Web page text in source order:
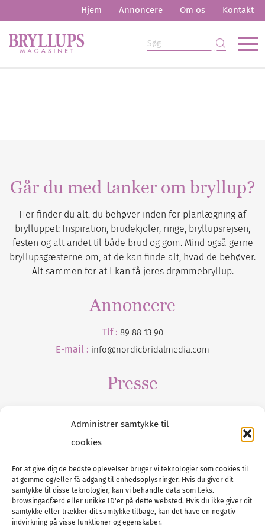
Administrer samtykke til
cookies
For at give dig de bedste oplevelser bruger vi teknologier som cookies til
at gemme og/eller få adgang til enhedsoplysninger. Hvis du giver dit
samtykke til disse teknologier, kan vi behandle data som f.eks.
browsingadfærd eller unikke ID'er på dette websted. Hvis du ikke giver dit
samtykke eller trækker dit samtykke tilbage, kan det have en negativ
indvirkning på visse funktioner og egenskaber.
Hjem Annoncere Om os Kontakt
Går du med tanker om bryllup?
Her finder du alt, du behøver inden for planlægning af
brylluppet: Inspiration, brudekjoler, ringe, bryllupsrejsen,
festen og alt andet til både brud og gom. Mind også gerne
bryllupsgæsterne om, at de kan finde alt, hvad de behøver.
Alt sammen for at I kan få jeres drømmebryllup.
Annoncere
Tlf : 89 88 13 90
E-mail : info@nordicbridalmedia.com
Presse
Tilmeld dig vores
Tel :89 88 13 90
E-post:info@nordicbridalmedia.com
Nordic Bridal Media